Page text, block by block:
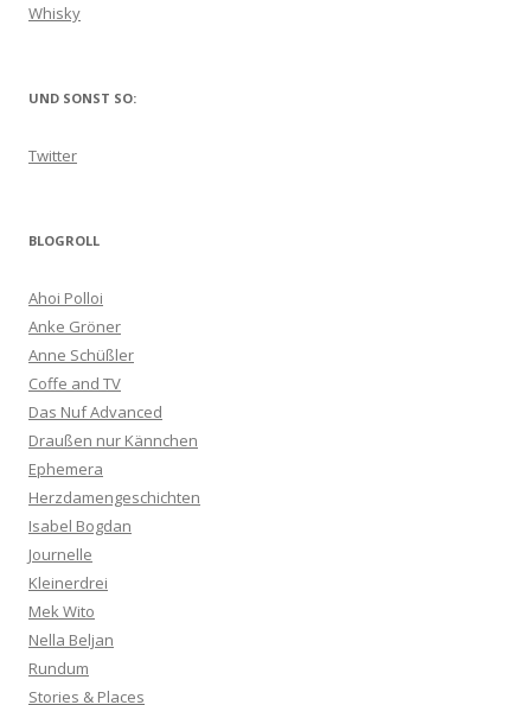
Whisky
UND SONST SO:
Twitter
BLOGROLL
Ahoi Polloi
Anke Gröner
Anne Schüßler
Coffe and TV
Das Nuf Advanced
Draußen nur Kännchen
Ephemera
Herzdamengeschichten
Isabel Bogdan
Journelle
Kleinerdrei
Mek Wito
Nella Beljan
Rundum
Stories & Places